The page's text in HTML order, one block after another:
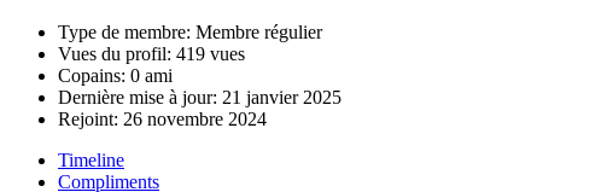
Type de membre: Membre régulier
Vues du profil: 419 vues
Copains: 0 ami
Dernière mise à jour: 21 janvier 2025
Rejoint: 26 novembre 2024
Timeline
Compliments